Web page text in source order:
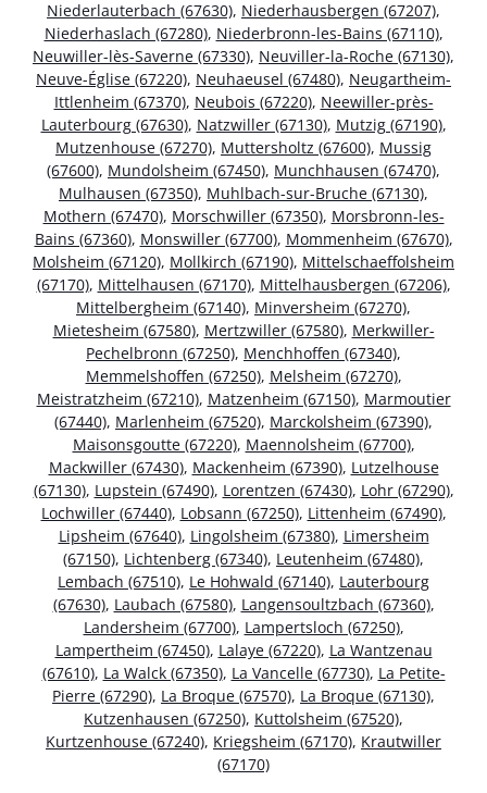
Niederlauterbach (67630), Niederhausbergen (67207),
Niederhaslach (67280), Niederbronn-les-Bains (67110),
Neuwiller-lès-Saverne (67330), Neuviller-la-Roche (67130),
Neuve-Église (67220), Neuhaeusel (67480), Neugartheim-
Ittlenheim (67370), Neubois (67220), Neewiller-près-
Lauterbourg (67630), Natzwiller (67130), Mutzig (67190),
Mutzenhouse (67270), Muttersholtz (67600), Mussig
(67600), Mundolsheim (67450), Munchhausen (67470),
Mulhausen (67350), Muhlbach-sur-Bruche (67130),
Mothern (67470), Morschwiller (67350), Morsbronn-les-
Bains (67360), Monswiller (67700), Mommenheim (67670),
Molsheim (67120), Mollkirch (67190), Mittelschaeffolsheim
(67170), Mittelhausen (67170), Mittelhausbergen (67206),
Mittelbergheim (67140), Minversheim (67270),
Mietesheim (67580), Mertzwiller (67580), Merkwiller-
Pechelbronn (67250), Menchhoffen (67340),
Memmelshoffen (67250), Melsheim (67270),
Meistratzheim (67210), Matzenheim (67150), Marmoutier
(67440), Marlenheim (67520), Marckolsheim (67390),
Maisonsgoutte (67220), Maennolsheim (67700),
Mackwiller (67430), Mackenheim (67390), Lutzelhouse
(67130), Lupstein (67490), Lorentzen (67430), Lohr (67290),
Lochwiller (67440), Lobsann (67250), Littenheim (67490),
Lipsheim (67640), Lingolsheim (67380), Limersheim
(67150), Lichtenberg (67340), Leutenheim (67480),
Lembach (67510), Le Hohwald (67140), Lauterbourg
(67630), Laubach (67580), Langensoultzbach (67360),
Landersheim (67700), Lampertsloch (67250),
Lampertheim (67450), Lalaye (67220), La Wantzenau
(67610), La Walck (67350), La Vancelle (67730), La Petite-
Pierre (67290), La Broque (67570), La Broque (67130),
Kutzenhausen (67250), Kuttolsheim (67520),
Kurtzenhouse (67240), Kriegsheim (67170), Krautwiller
(67170)